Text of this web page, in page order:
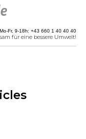
Mo-Fr, 9-18h: +43 660 1 40 40 40
für eine bessere Umwelt!